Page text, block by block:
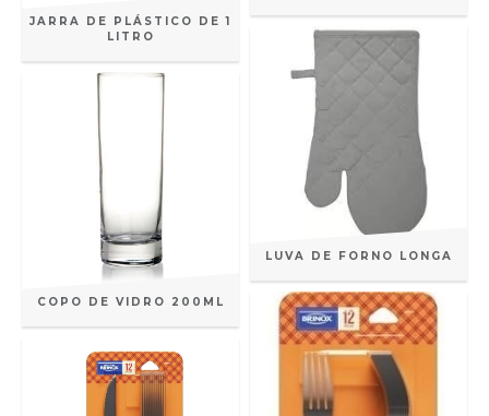
JARRA DE PLÁSTICO DE 1
LITRO
COPO DE VIDRO 200ML
LUVA DE FORNO LONGA